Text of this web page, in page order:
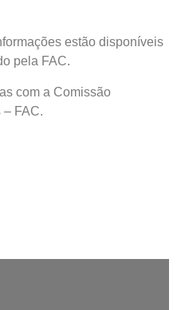
estão disponíveis
pela FAC.
com a Comissão
FAC.